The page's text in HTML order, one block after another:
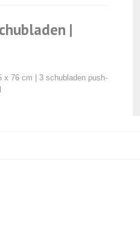
|
76 cm | 3 schubladen push-